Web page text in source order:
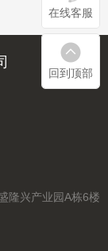
在线客服
回到顶部
隆兴产业园A栋6楼